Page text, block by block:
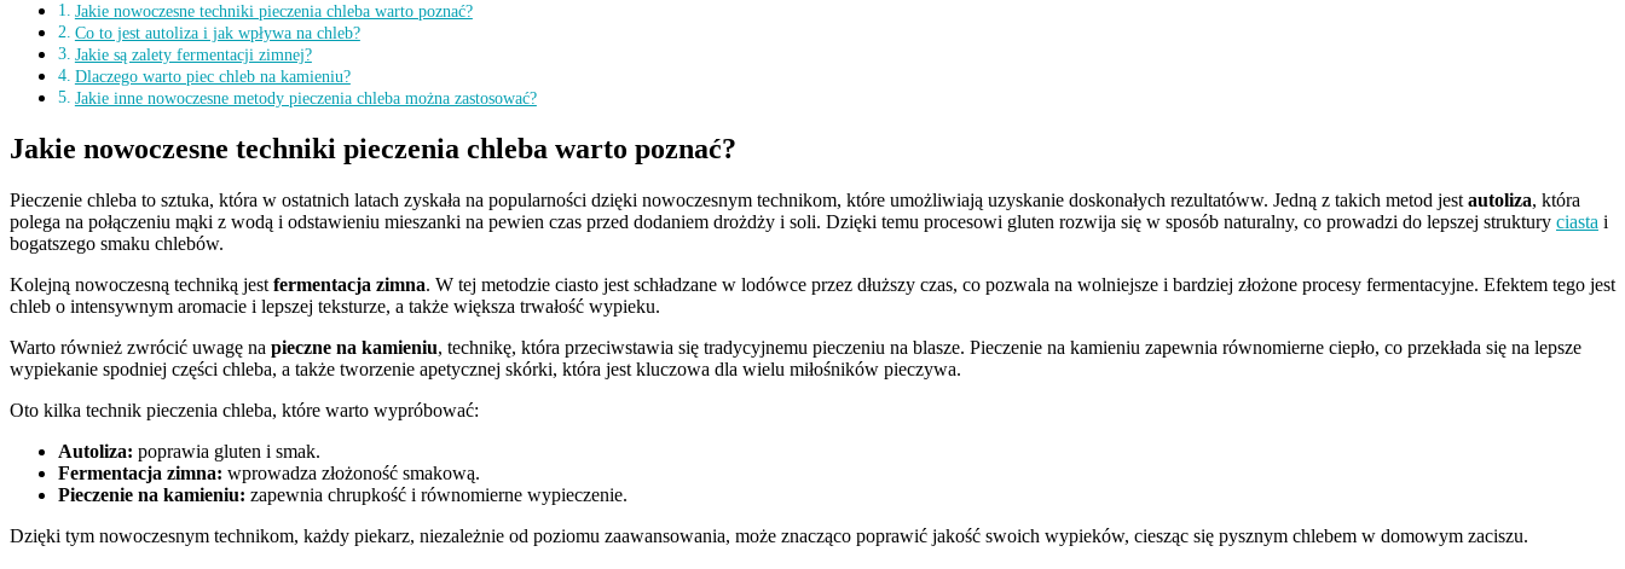
Jakie nowoczesne techniki pieczenia chleba warto poznać?
Co to jest autoliza i jak wpływa na chleb?
Jakie są zalety fermentacji zimnej?
Dlaczego warto piec chleb na kamieniu?
Jakie inne nowoczesne metody pieczenia chleba można zastosować?
Jakie nowoczesne techniki pieczenia chleba warto poznać?
Pieczenie chleba to sztuka, która w ostatnich latach zyskała na popularności dzięki nowoczesnym technikom, które umożliwiają uzyskanie doskonałych rezultatóww. Jedną z takich metod jest autoliza, która
polega na połączeniu mąki z wodą i odstawieniu mieszanki na pewien czas przed dodaniem drożdży i soli. Dzięki temu procesowi gluten rozwija się w sposób naturalny, co prowadzi do lepszej struktury ciasta i
bogatszego smaku chlebów.
Kolejną nowoczesną techniką jest fermentacja zimna. W tej metodzie ciasto jest schładzane w lodówce przez dłuższy czas, co pozwala na wolniejsze i bardziej złożone procesy fermentacyjne. Efektem tego jest
chleb o intensywnym aromacie i lepszej teksturze, a także większa trwałość wypieku.
Warto również zwrócić uwagę na pieczne na kamieniu, technikę, która przeciwstawia się tradycyjnemu pieczeniu na blasze. Pieczenie na kamieniu zapewnia równomierne ciepło, co przekłada się na lepsze
wypiekanie spodniej części chleba, a także tworzenie apetycznej skórki, która jest kluczowa dla wielu miłośników pieczywa.
Oto kilka technik pieczenia chleba, które warto wypróbować:
Autoliza: poprawia gluten i smak.
Fermentacja zimna: wprowadza złożoność smakową.
Pieczenie na kamieniu: zapewnia chrupkość i równomierne wypieczenie.
Dzięki tym nowoczesnym technikom, każdy piekarz, niezależnie od poziomu zaawansowania, może znacząco poprawić jakość swoich wypieków, ciesząc się pysznym chlebem w domowym zaciszu.